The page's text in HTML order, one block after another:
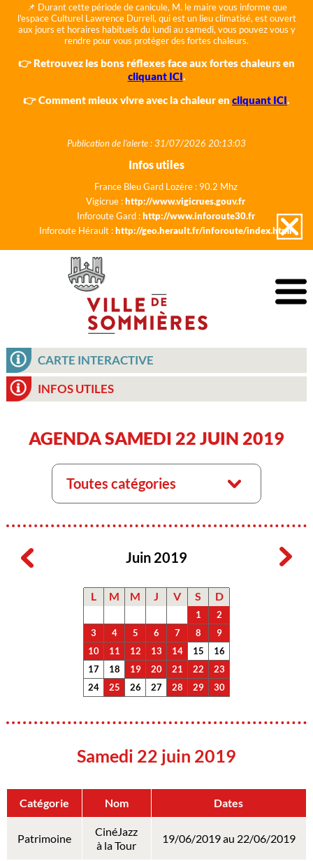
📌 Durant cette période de canicule, M. le maire vous informe que
l'espace Culturel Lawrence Durrell, qui est un lieu climatisé, est ouvert
aux jours et horaires habituels du lundi au samedi, vous pouvez vous y
rendre pour vous protéger des fortes chaleurs.
👉 Retrouvez les bons réflexes face aux fortes chaleurs en
cliquant ICI.
👉 Comment mieux vivre avec la chaleur en cliquant ICI.
Publication de l'alerte : 31/07/2026 20:13:03
Infos utiles
France Bleu Gard Lozère : 90.2 Mhz
Vigicrue :http://www.vigicrues.gouv.fr
Inforoute Gard :http://www.inforoute30.fr
Inforoute Hérault :http://geo.herault.fr/inforoute/index.html
CARTE INTERACTIVE
INFOS UTILES
AGENDA SAMEDI 22 JUIN 2019
Toutes catégories
Juin 2019
L M M J V S D
1
2
3
4 5 6 7 8
9
10
11 12 13 14 15
16
17
18 19 20 21 22
23
24
25 26 27 28 29 30
Samedi 22 juin 2019
Catégorie Nom Dates
Patrimoine
CinéJazz
à la Tour
19/06/2019 au 22/06/2019